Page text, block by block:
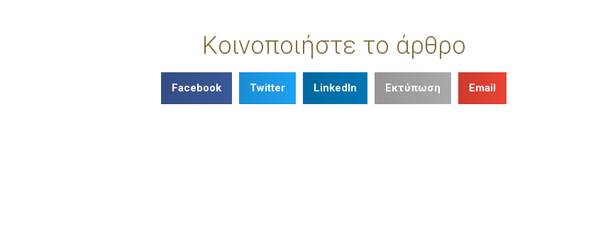
Κοινοποιήστε το άρθρο
Facebook Twitter LinkedIn Εκτύπωση Email